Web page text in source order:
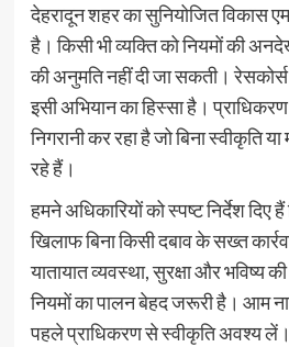
देहरादून शहर का सुनियोजित विकास
है। किसी भी व्यक्ति को नियमों की
की अनुमति नहीं दी जा सकती। रेसकोर्स
इसी अभियान का हिस्सा है। प्राधिकरण
निगरानी कर रहा है जो बिना स्वीकृति
रहे हैं।
हमने अधिकारियों को स्पष्ट निर्देश दिए
खिलाफ बिना किसी दबाव के सख्त
यातायात व्यवस्था, सुरक्षा और भविष्य
नियमों का पालन बेहद जरूरी है। आम
पहले प्राधिकरण से स्वीकृति अवश्य लें।